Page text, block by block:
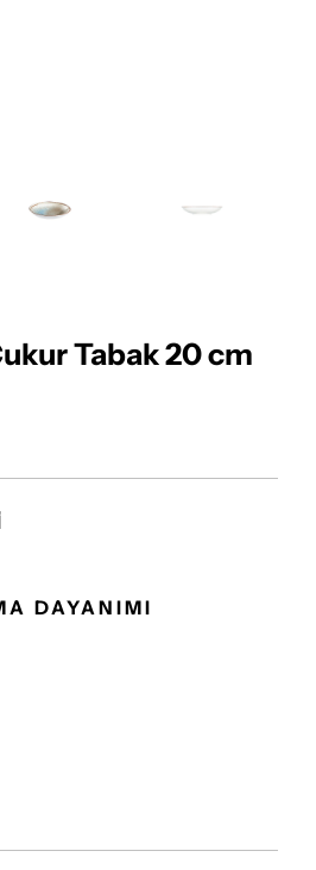
Tabak 20 cm
DAYANIMI